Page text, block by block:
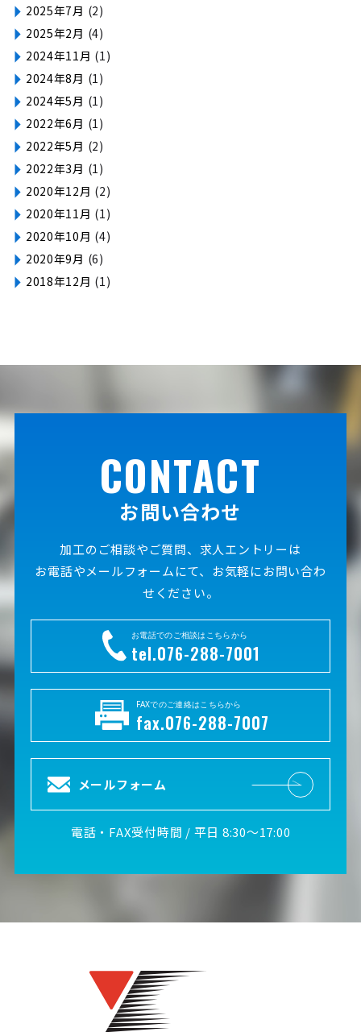
2025年7月 (2)
2025年2月 (4)
2024年11月 (1)
2024年8月 (1)
2024年5月 (1)
2022年6月 (1)
2022年5月 (2)
2022年3月 (1)
2020年12月 (2)
2020年11月 (1)
2020年10月 (4)
2020年9月 (6)
2018年12月 (1)
CONTACT
お問い合わせ
加工のご相談やご質問、求人エントリーは
お電話やメールフォームにて、お気軽にお問い合わ
せください。
お電話でのご相談はこちらから
tel.076-288-7001
FAXでのご連絡はこちらから
fax.076-288-7007
メールフォーム
電話・FAX受付時間 / 平日 8:30～17:00